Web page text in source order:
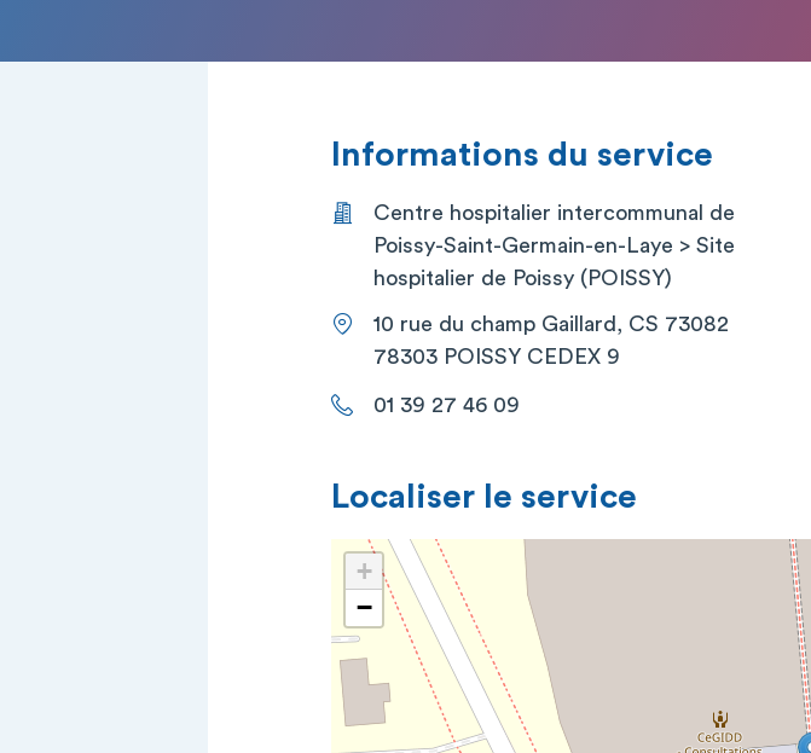
Informations du service
Centre hospitalier intercommunal de
Poissy-Saint-Germain-en-Laye > Site
hospitalier de Poissy (POISSY)
10 rue du champ Gaillard, CS 73082
78303 POISSY CEDEX 9
01 39 27 46 09
Localiser le service
+
−